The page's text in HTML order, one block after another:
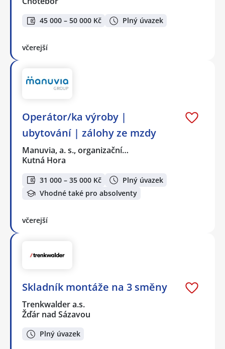
45 000 – 50 000 Kč Plný úvazek
včerejší
Operátor/ka výroby |
ubytování | zálohy ze mzdy
Manuvia, a. s., organizační…
Kutná Hora
31 000 – 35 000 Kč
Plný úvazek
Vhodné také pro absolventy
včerejší
Skladník montáže na 3 směny
Trenkwalder a.s.
Žďár nad Sázavou
Plný úvazek